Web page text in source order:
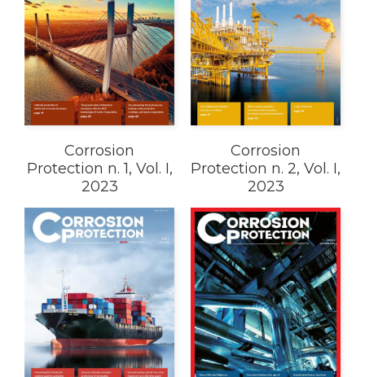
Corrosion
Protection n. 1, Vol. I,
2023
Corrosion
Protection n. 2, Vol. I,
2023